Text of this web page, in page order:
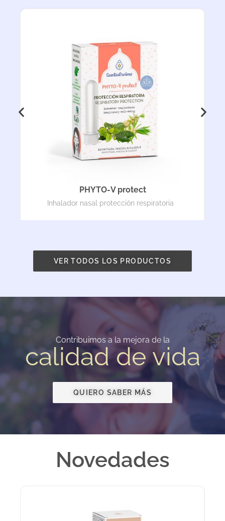
PHYTO-V protect
Inhalador nasal protección respiratoria
VER TODOS LOS PRODUCTOS
Contribuimos a la mejora de la
calidad de vida
QUIERO SABER MÁS
Novedades